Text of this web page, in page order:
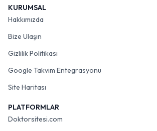
KURUMSAL
Hakkımızda
Bize Ulaşın
Gizlilik Politikası
Google Takvim Entegrasyonu
Site Haritası
PLATFORMLAR
Doktorsitesi.com